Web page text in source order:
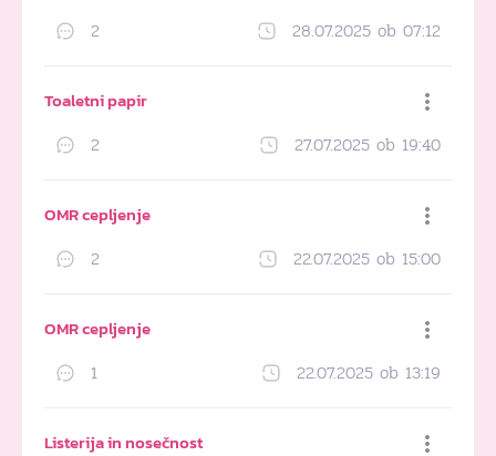
2 28.07.2025 ob 07:12
Toaletni papir
2 27.07.2025 ob 19:40
OMR cepljenje
2 22.07.2025 ob 15:00
OMR cepljenje
1 22.07.2025 ob 13:19
Listerija in nosečnost